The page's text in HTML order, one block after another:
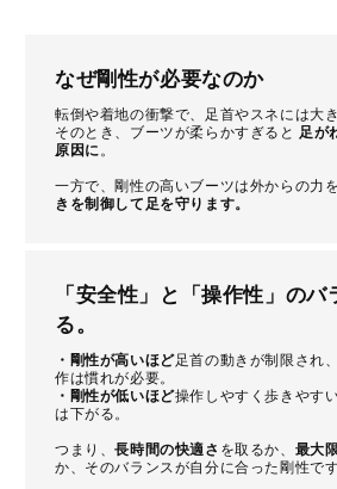
なぜ剛性が必要なのか
転倒や着地の衝撃で、足首やスネには大
そのとき、ブーツが柔らかすぎると 足が
原因に 。
一方で、剛性の高いブーツは外からの力
きを制御して足を守ります。
「安全性」と「操作性」のバ
る。
・剛性が高いほど足首の動きが制限され
作は慣れが必要。
・剛性が低いほど操作しやすく歩きやす
は下がる。
つまり、長時間の快適さ を取るか、 最大
か、そのバランスが自分に合った剛性です